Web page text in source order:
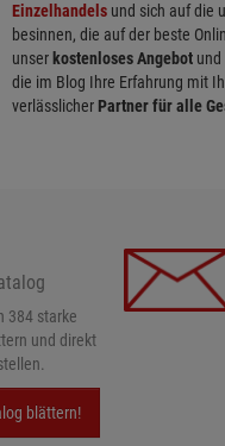
Einzelhandels und sich auf die
besinnen, die auf der beste
unser kostenloses Angebot und
die im Blog Ihre Erfahrung mit
verlässlicher Partner für alle
384 starke
und direkt
blättern!